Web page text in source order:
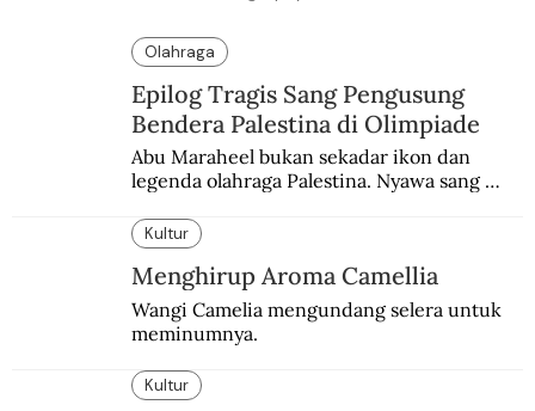
Olahraga
Epilog Tragis Sang Pengusung
Bendera Palestina di Olimpiade
Abu Maraheel bukan sekadar ikon dan
legenda olahraga Palestina. Nyawa sang
memblokade Rafah.
Kultur
Menghirup Aroma Camellia
Wangi Camelia mengundang selera untuk
meminumnya.
Kultur